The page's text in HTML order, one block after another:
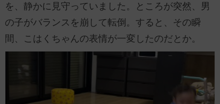
を、静かに見守っていました。ところが突然、男
の子がバランスを崩して転倒。すると、その瞬
間、こはくちゃんの表情が一変したのだとか。